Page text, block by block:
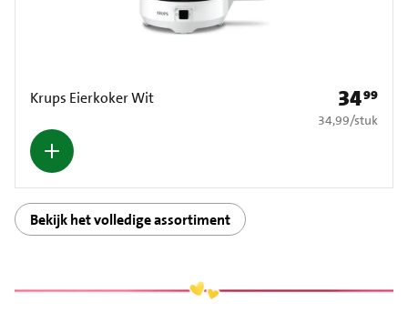
Krups Eierkoker Wit Prijs: €
3499
€ 34,99 per stuk
34,99/stuk
Bekijk het volledige assortiment